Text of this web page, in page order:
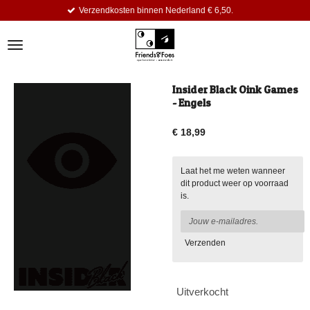
de
Verzendkosten binnen Nederland € 6,50.
Insider Black Oink Games
- Engels
€ 18,99
Laat het me weten wanneer
dit product weer op voorraad
is.
Verzenden
Uitverkocht